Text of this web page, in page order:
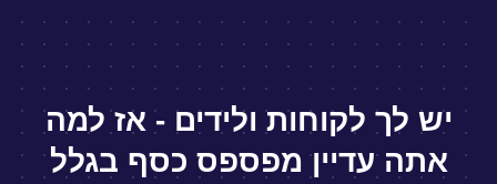
יש לך לקוחות ולידים - אז למה
אתה עדיין מפספס כסף בגלל